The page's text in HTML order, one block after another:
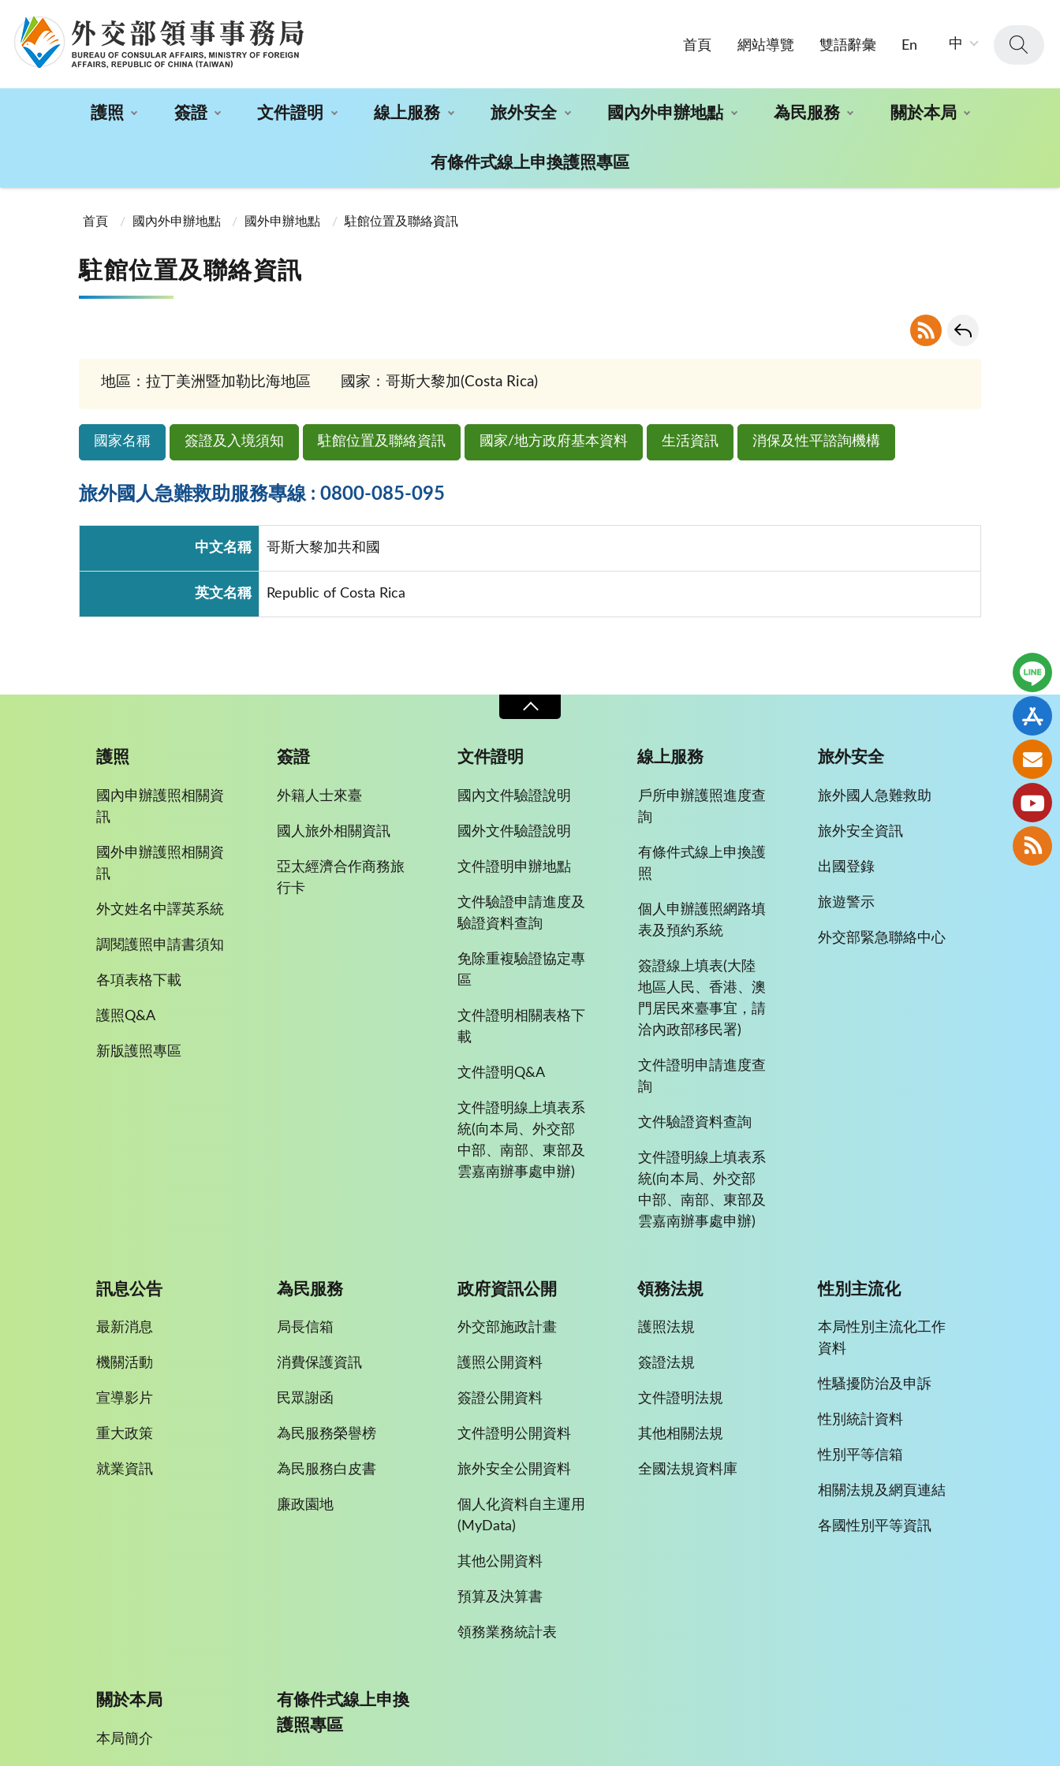
首頁 網站導覽 雙語辭彙 En 中
護照 簽證 文件證明 線上服務 旅外安全 國內外申辦地點 為民服務 關於本局
有條件式線上申換護照專區
首頁
國內外申辦地點 國外申辦地點 駐館位置及聯絡資訊
駐館位置及聯絡資訊
地區：拉丁美洲暨加勒比海地區 國家：哥斯大黎加(Costa Rica)
國家名稱 簽證及入境須知 駐館位置及聯絡資訊 國家/地方政府基本資料 生活資訊 消保及性平諮詢機構
旅外國人急難救助服務專線 : 0800-085-095
中文名稱 哥斯大黎加共和國
英文名稱 Republic of Costa Rica
護照
國內申辦護照相關資
訊
國外申辦護照相關資
訊
外文姓名中譯英系統
調閱護照申請書須知
各項表格下載
護照Q&A
新版護照專區
簽證
外籍人士來臺
國人旅外相關資訊
亞太經濟合作商務旅
行卡
文件證明
國內文件驗證說明
國外文件驗證說明
文件證明申辦地點
文件驗證申請進度及
驗證資料查詢
免除重複驗證協定專
區
文件證明相關表格下
載
文件證明Q&A
文件證明線上填表系
統(向本局、外交部
中部、南部、東部及
雲嘉南辦事處申辦)
線上服務
戶所申辦護照進度查
詢
有條件式線上申換護
照
個人申辦護照網路填
表及預約系統
簽證線上填表(大陸
地區人民、香港、澳
門居民來臺事宜，請
洽內政部移民署)
文件證明申請進度查
詢
文件驗證資料查詢
文件證明線上填表系
統(向本局、外交部
中部、南部、東部及
雲嘉南辦事處申辦)
旅外安全
旅外國人急難救助
旅外安全資訊
出國登錄
旅遊警示
外交部緊急聯絡中心
訊息公告
最新消息
機關活動
宣導影片
重大政策
就業資訊
為民服務
局長信箱
消費保護資訊
民眾謝函
為民服務榮譽榜
為民服務白皮書
廉政園地
政府資訊公開
外交部施政計畫
護照公開資料
簽證公開資料
文件證明公開資料
旅外安全公開資料
個人化資料自主運用
(MyData)
其他公開資料
預算及決算書
領務業務統計表
領務法規
護照法規
簽證法規
文件證明法規
其他相關法規
全國法規資料庫
性別主流化
本局性別主流化工作
資料
性騷擾防治及申訴
性別統計資料
性別平等信箱
相關法規及網頁連結
各國性別平等資訊
關於本局
本局簡介
有條件式線上申換
護照專區